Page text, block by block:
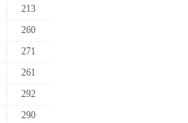
213
260
271
261
292
290